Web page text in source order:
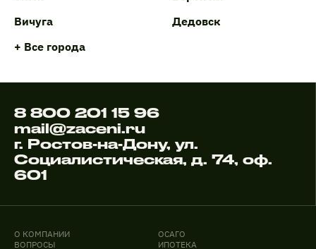
Вичуга
Дедовск
+ Все города
8 800 201 15 96
mail@zaceni.ru
г. Ростов-на-Дону, ул.
Социалистическая, д. 74, оф.
601
О КОМПАНИИ
ВОПРОСЫ
ОСАГО
ИПОТЕКА